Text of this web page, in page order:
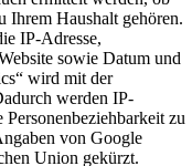
Ihrem Haushalt gehören.
IP-Adresse,
sowie Datum und
wird mit der
werden IP-
zu
von Google
Union gekürzt.